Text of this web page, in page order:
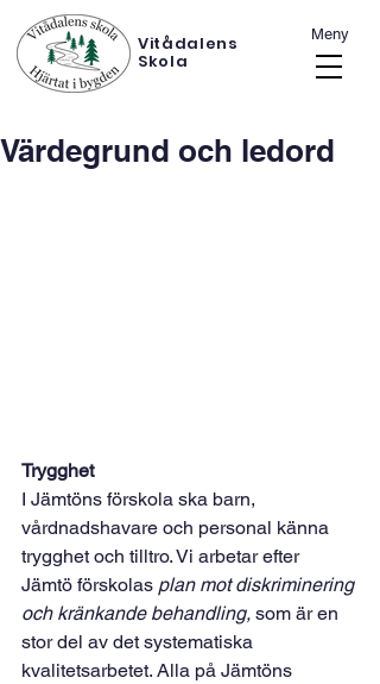
Vitådalens
Skola
Meny
Värdegrund och ledord
Trygghet
I Jämtöns förskola ska barn,
vårdnadshavare och personal känna
trygghet och tilltro. Vi arbetar efter
Jämtö förskolas plan mot diskriminering
och kränkande behandling, som är en
stor del av det systematiska
kvalitetsarbetet. Alla på Jämtöns